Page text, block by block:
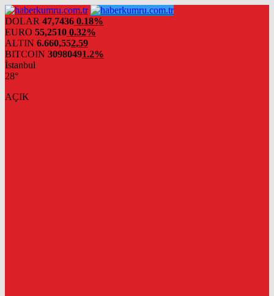
DOLAR 47,7436 0.18%
EURO 55,2510 0.32%
ALTIN 6.660,552,59
BITCOIN 30980491.2%
İstanbul
28°
AÇIK